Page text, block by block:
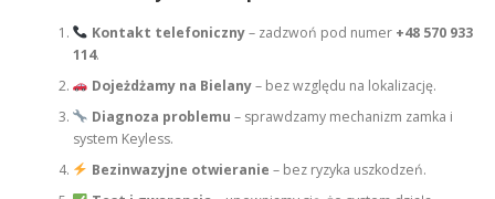
Kontakt telefoniczny– zadzwoń pod numer +48 570 933
114.
Dojeżdżamy na Bielany– bez względu na lokalizację.
Diagnoza problemu – sprawdzamy mechanizm zamka i
system Keyless.
Bezinwazyjne otwieranie – bez ryzyka uszkodzeń.